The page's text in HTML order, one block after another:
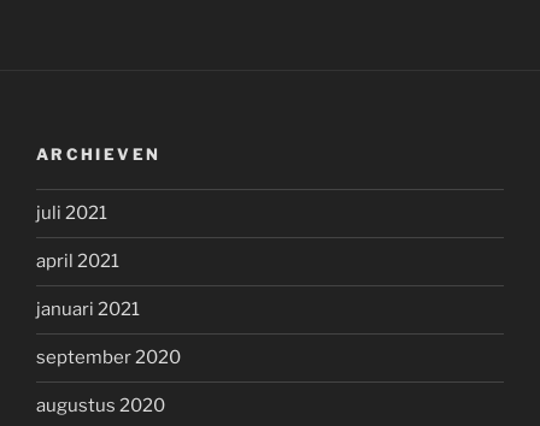
ARCHIEVEN
juli 2021
april 2021
januari 2021
september 2020
augustus 2020